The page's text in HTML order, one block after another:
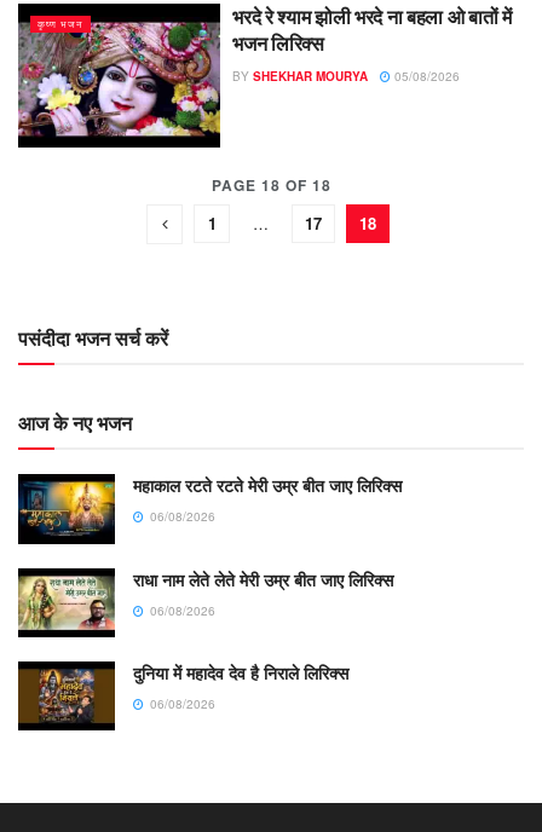
कृष्ण भजन
​भरदे रे श्याम झोली भरदे ना बहला ओ बातों में
भजन लिरिक्स
BY SHEKHAR MOURYA 05/08/2026
PAGE 18 OF 18
1 … 17 18
पसंदीदा भजन सर्च करें
आज के नए भजन
महाकाल रटते रटते मेरी उम्र बीत जाए लिरिक्स
06/08/2026
राधा नाम लेते लेते मेरी उम्र बीत जाए लिरिक्स
06/08/2026
दुनिया में महादेव देव है निराले लिरिक्स
06/08/2026